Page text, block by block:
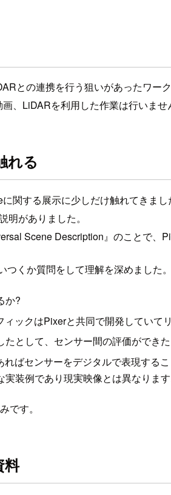
との連携を行う狙いがあったワ
、LiDARを利用した作業は行いませ
れる
関する展示に少しだけ触れてきま
がありました。
Scene Description』のことで、
くか質問をして理解を深めました。
か?
ックはPixerと共同で開発していて
として、センサー間の評価ができ
ばセンサーをデジタルで表現する
装例であり現実映像とは異なりま
です。
料